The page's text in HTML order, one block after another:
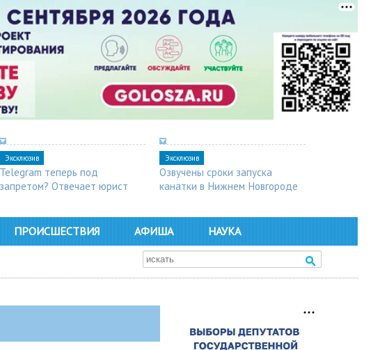
Эксклюзив
Telegram теперь под
запретом? Отвечает юрист
Эксклюзив
Озвучены сроки запуска
канатки в Нижнем Новгороде
ПРОИСШЕСТВИЯ АФИША НАУКА